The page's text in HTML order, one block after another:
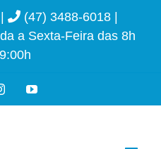
| (47) 3488-6018 |
a Sexta-Feira das 8h
InstagramYouTube